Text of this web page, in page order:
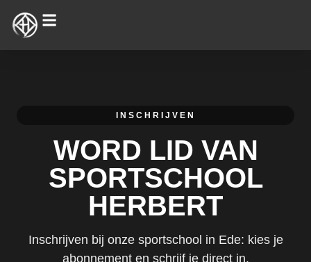
INSCHRIJVEN
WORD LID VAN
SPORTSCHOOL
HERBERT
Inschrijven bij onze sportschool in Ede: kies je
abonnement en schrijf je direct in.